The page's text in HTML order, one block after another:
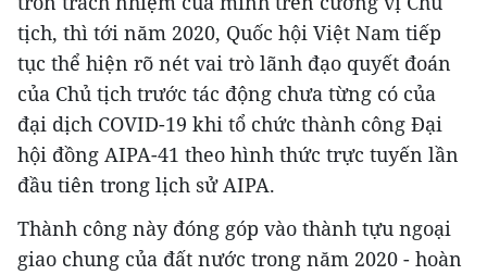
tịch, thì tới năm 2020, Quốc hội Việt Nam tiếp
tục thể hiện rõ nét vai trò lãnh đạo quyết đoán
của Chủ tịch trước tác động chưa từng có của
đại dịch COVID-19 khi tổ chức thành công Đại
hội đồng AIPA-41 theo hình thức trực tuyến lần
đầu tiên trong lịch sử AIPA.
Thành công này đóng góp vào thành tựu ngoại
giao chung của đất nước trong năm 2020 - hoàn